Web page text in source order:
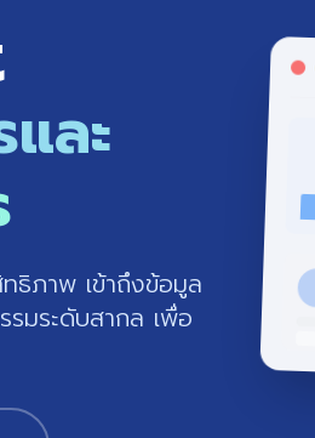
ละ
ธิภาพ เข้าถึงข้อมูล
มระดับสากล เพื่อ